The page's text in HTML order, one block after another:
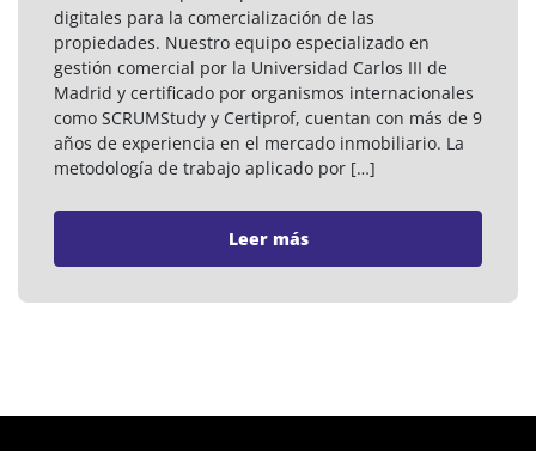
digitales para la comercialización de las
propiedades. Nuestro equipo especializado en
gestión comercial por la Universidad Carlos III de
Madrid y certificado por organismos internacionales
como SCRUMStudy y Certiprof, cuentan con más de 9
años de experiencia en el mercado inmobiliario. La
metodología de trabajo aplicado por […]
Leer más